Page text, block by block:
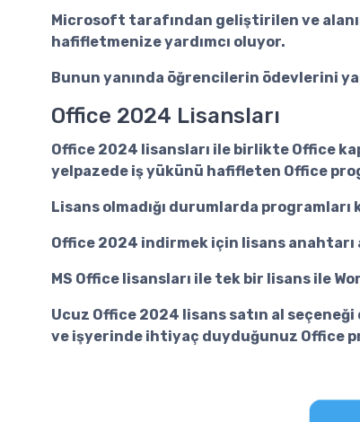
Microsoft tarafından geliştirilen ve
hafifletmenize yardımcı oluyor.
Bunun yanında öğrencilerin ödevlerini
Office 2024 Lisansları
Office 2024 lisansları ile birlikte Office
yelpazede iş yükünü hafifleten Office
Lisans olmadığı durumlarda
Office 2024 indirmek için lisans anahtarı
MS Office lisansları ile tek bir lisans ile
Ucuz Office 2024 lisans satın al seçeneği
ve işyerinde ihtiyaç duyduğunuz Office